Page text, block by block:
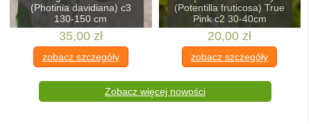
(Photinia davidiana) c3
130-150 cm
35,00 zł
zobacz szczegóły
(Potentilla fruticosa) True
Pink c2 30-40cm
20,00 zł
zobacz szczegóły
Zobacz więcej nowości